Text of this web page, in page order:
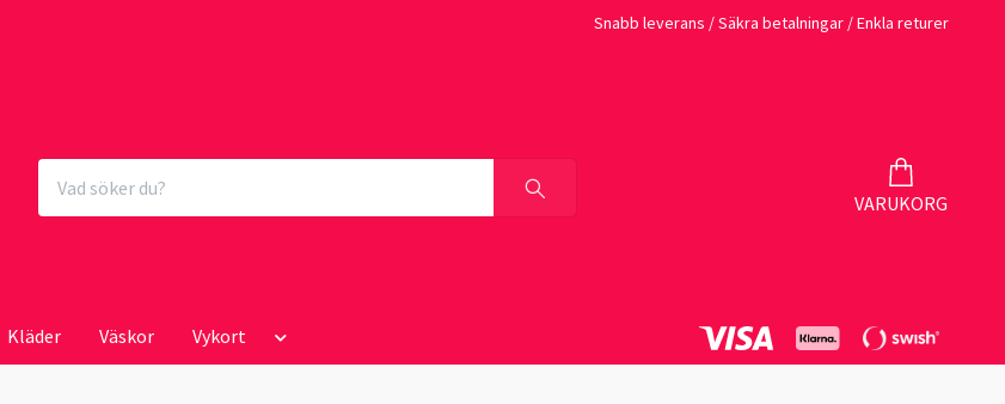
Snabb leverans / Säkra betalningar / Enkla returer
VARUKORG
Kläder Väskor Vykort